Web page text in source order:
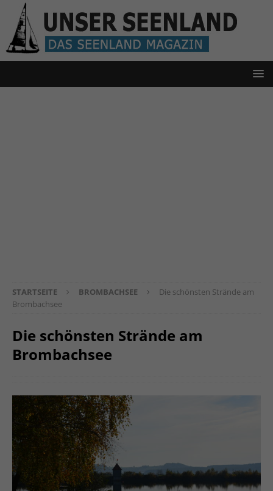
STARTSEITE BROMBACHSEE
Die schönsten Strände am
Brombachsee
Die schönsten Strände am
Brombachsee